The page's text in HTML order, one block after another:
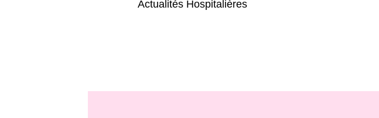
Actualités Hospitalières